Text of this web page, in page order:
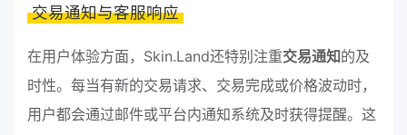
交易通知与客服响应
在用户体验方面，Skin.Land还特别注重交易通知的及
时性。每当有新的交易请求、交易完成或价格波动时，
用户都会通过邮件或平台内通知系统及时获得提醒。这